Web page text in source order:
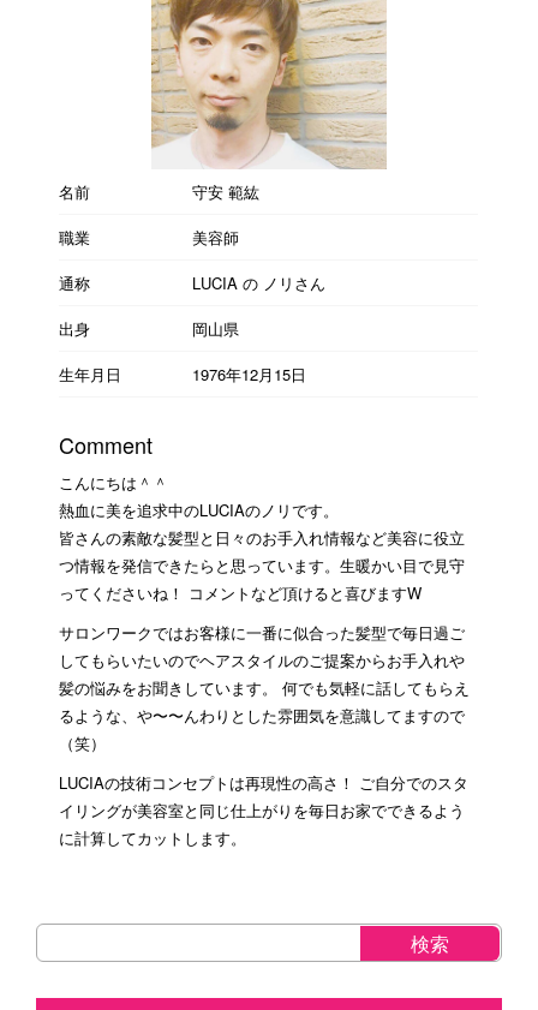
名前
守安 範紘
職業
美容師
通称
LUCIA の ノリさん
出身
岡山県
生年月日
1976年12月15日
Comment
こんにちは＾＾
熱血に美を追求中のLUCIAのノリです。
皆さんの素敵な髪型と日々のお手入れ情報など美容に役立
つ情報を発信できたらと思っています。生暖かい目で見守
ってくださいね！ コメントなど頂けると喜びますW
サロンワークではお客様に一番に似合った髪型で毎日過ご
してもらいたいのでヘアスタイルのご提案からお手入れや
髪の悩みをお聞きしています。 何でも気軽に話してもらえ
るような、や〜〜んわりとした雰囲気を意識してますので
（笑）
LUCIAの技術コンセプトは再現性の高さ！ ご自分でのスタ
イリングが美容室と同じ仕上がりを毎日お家でできるよう
に計算してカットします。